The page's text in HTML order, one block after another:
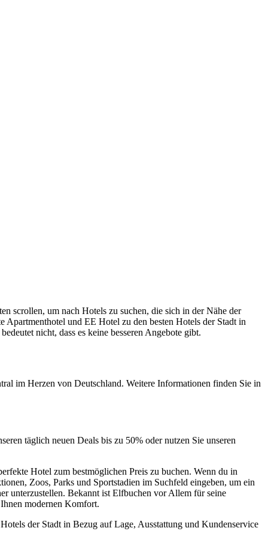
scrollen, um nach Hotels zu suchen, die sich in der Nähe der
und EE Hotel zu den besten Hotels der Stadt in
nicht, dass es keine besseren Angebote gibt.
im Herzen von Deutschland. Weitere Informationen finden Sie in
täglich neuen Deals bis zu 50% oder nutzen Sie unseren
Hotel zum bestmöglichen Preis zu buchen. Wenn du in
Zoos, Parks und Sportstadien im Suchfeld eingeben, um ein
unterzustellen. Bekannt ist Elfbuchen vor Allem für seine
modernen Komfort.
der Stadt in Bezug auf Lage, Ausstattung und Kundenservice